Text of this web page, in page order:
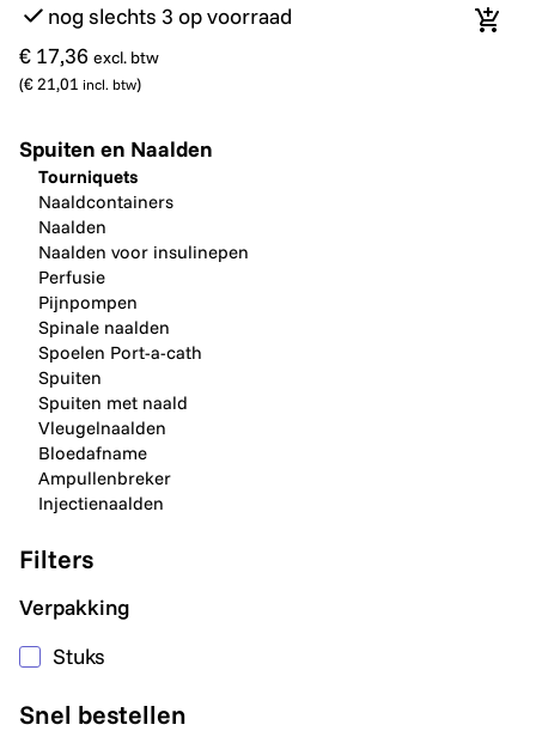
nog slechts 3 op voorraad
€ 17,36 excl. btw
(€ 21,01 incl. btw)
In
Spuiten en Naalden
Tourniquets
Naaldcontainers
Naalden
Naalden voor insulinepen
Perfusie
Pijnpompen
Spinale naalden
Spoelen Port-a-cath
Spuiten
Spuiten met naald
Vleugelnaalden
Bloedafname
Ampullenbreker
Injectienaalden
Filters
Verpakking
Stuks
Snel bestellen